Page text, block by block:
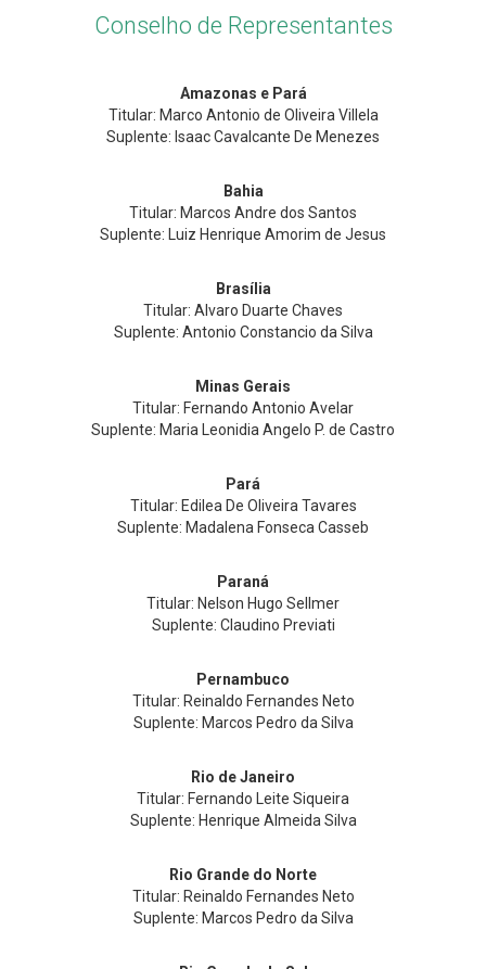
Conselho de Representantes
Amazonas e Pará
Titular: Marco Antonio de Oliveira Villela
Suplente: Isaac Cavalcante De Menezes
Bahia
Titular: Marcos Andre dos Santos
Suplente: Luiz Henrique Amorim de Jesus
Brasília
Titular: Alvaro Duarte Chaves
Suplente: Antonio Constancio da Silva
Minas Gerais
Titular: Fernando Antonio Avelar
Suplente: Maria Leonidia Angelo P. de Castro
Pará
Titular: Edilea De Oliveira Tavares
Suplente: Madalena Fonseca Casseb
Paraná
Titular: Nelson Hugo Sellmer
Suplente: Claudino Previati
Pernambuco
Titular: Reinaldo Fernandes Neto
Suplente: Marcos Pedro da Silva
Rio de Janeiro
Titular: Fernando Leite Siqueira
Suplente: Henrique Almeida Silva
Rio Grande do Norte
Titular: Reinaldo Fernandes Neto
Suplente: Marcos Pedro da Silva